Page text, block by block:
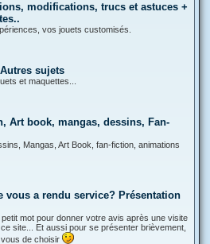
modifications, trucs et astuces +
vos jouets customisés.
sujets
et maquettes...
Art book, mangas, dessins, Fan-
Mangas, Art Book, fan-fiction, animations
vous a rendu service? Présentation
mot pour donner votre avis après une visite
site... Et aussi pour se présenter brièvement,
de choisir